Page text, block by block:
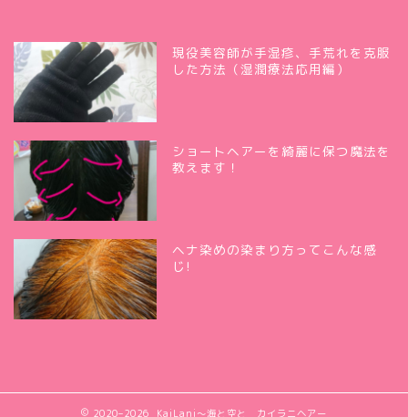
現役美容師が手湿疹、手荒れを克服
した方法（湿潤療法応用編）
ショートヘアーを綺麗に保つ魔法を
教えます！
ヘナ染めの染まり方ってこんな感
じ!
2020–2026 KaiLani〜海と空と カイラニヘアー